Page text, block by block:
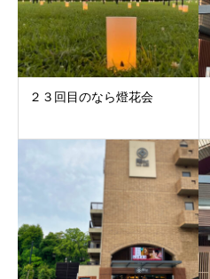
２３回目のなら燈花会